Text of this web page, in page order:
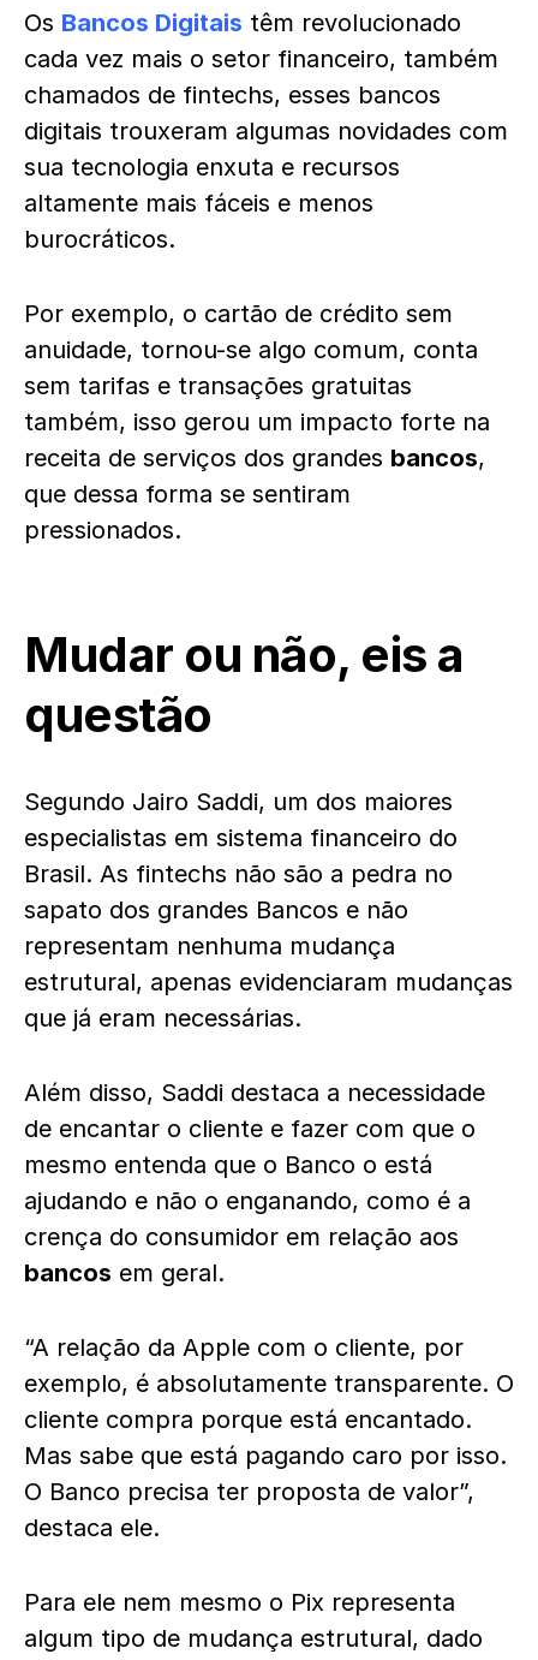
Os Bancos Digitais têm revolucionado
cada vez mais o setor financeiro, também
chamados de fintechs, esses bancos
digitais trouxeram algumas novidades com
sua tecnologia enxuta e recursos
altamente mais fáceis e menos
burocráticos.
Por exemplo, o cartão de crédito sem
anuidade, tornou-se algo comum, conta
sem tarifas e transações gratuitas
também, isso gerou um impacto forte na
receita de serviços dos grandes bancos,
que dessa forma se sentiram
pressionados.
Mudar ou não, eis a
questão
Segundo Jairo Saddi, um dos maiores
especialistas em sistema financeiro do
Brasil. As fintechs não são a pedra no
sapato dos grandes Bancos e não
representam nenhuma mudança
estrutural, apenas evidenciaram mudanças
que já eram necessárias.
Além disso, Saddi destaca a necessidade
de encantar o cliente e fazer com que o
mesmo entenda que o Banco o está
ajudando e não o enganando, como é a
crença do consumidor em relação aos
bancos em geral.
“A relação da Apple com o cliente, por
exemplo, é absolutamente transparente. O
cliente compra porque está encantado.
Mas sabe que está pagando caro por isso.
O Banco precisa ter proposta de valor”,
destaca ele.
Para ele nem mesmo o Pix representa
algum tipo de mudança estrutural, dado